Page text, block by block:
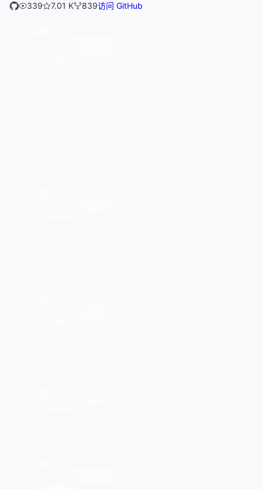
339
7.01 K 839访问 GitHub